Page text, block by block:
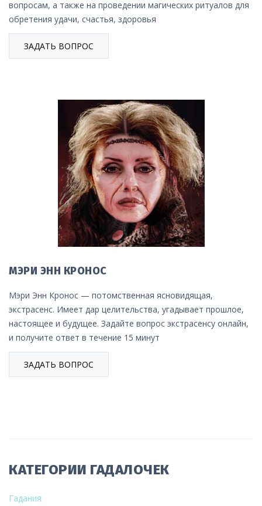
вопросам, а также на проведении магических ритуалов для
обретения удачи, счастья, здоровья
ЗАДАТЬ ВОПРОС
МЭРИ ЭНН КРОНОС
Мэри Энн Кронос — потомственная ясновидящая,
экстрасенс. Имеет дар целительства, угадывает прошлое,
настоящее и будущее. Задайте вопрос экстрасенсу онлайн,
и получите ответ в течение 15 минут
ЗАДАТЬ ВОПРОС
КАТЕГОРИИ ГАДАЛОЧЕК
Гадания